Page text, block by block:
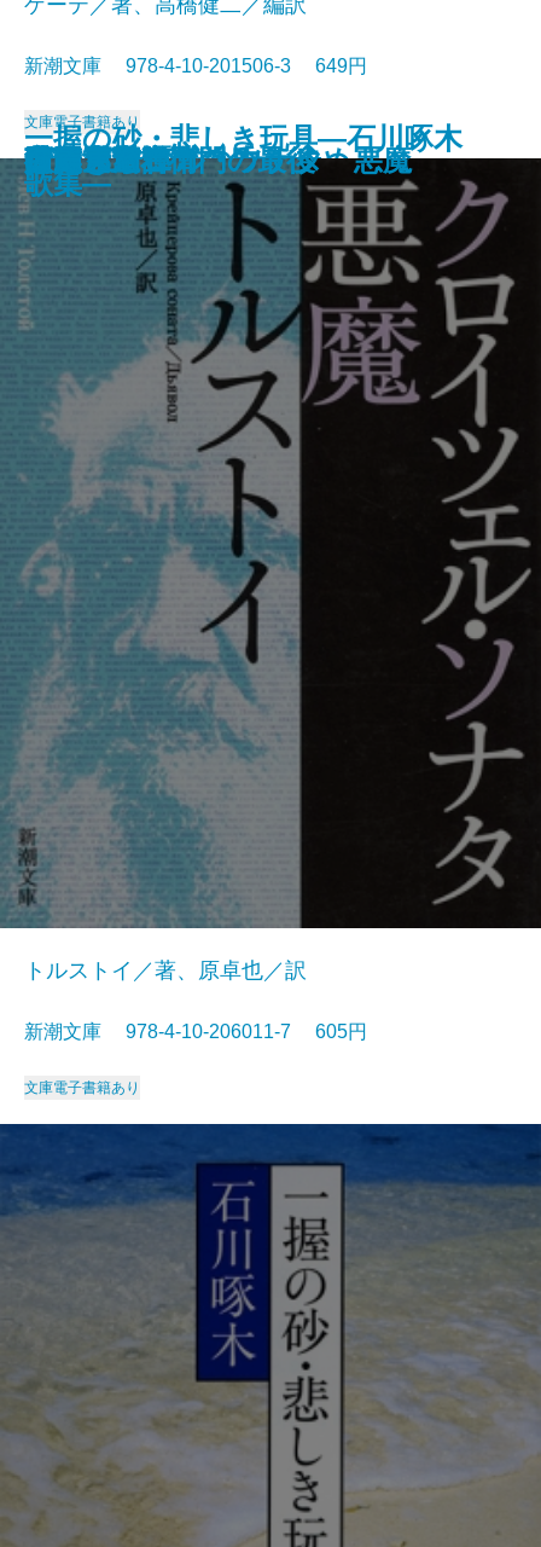
愛と死
絵のない絵本
田舎教師
変身
硝子戸の中
田園交響楽
倫敦塔・幻影の盾
光あるうち光の中を歩め
真理先生
ゲーテ格言集
ゲーテ／著、高橋健二／編訳
新潮文庫 978-4-10-201506-3 649円
文庫電子書籍あり
クロイツェル・ソナタ 悪魔
トルストイ／著、原卓也／訳
新潮文庫 978-4-10-206011-7 605円
文庫電子書籍あり
一握の砂・悲しき玩具―石川啄木
歌集―
行人
人間ぎらい
蒲団・重右衛門の最後
こころ
白鯨〔下〕
白鯨〔上〕
彼岸過迄
ぼく東綺譚